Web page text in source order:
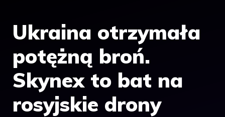
Ukraina otrzymała
potężną broń.
Skynex to bat na
rosyjskie drony